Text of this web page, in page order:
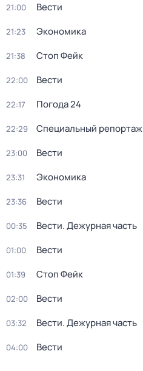
21:00 Вести
21:23 Экономика
21:38 Стоп Фейк
22:00 Вести
22:17 Погода 24
22:29 Специальный репортаж
23:00 Вести
23:31 Экономика
23:36 Вести
00:35 Вести. Дежурная часть
01:00 Вести
01:39 Стоп Фейк
02:00 Вести
03:32 Вести. Дежурная часть
04:00 Вести